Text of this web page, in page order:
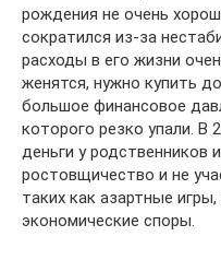
рождения не очень
сократился из-за
расходы в его жизни
женятся, нужно купить
большое финансовое
которого резко упали. В
деньги у родственников
ростовщичество и не
таких как азартные
экономические споры.